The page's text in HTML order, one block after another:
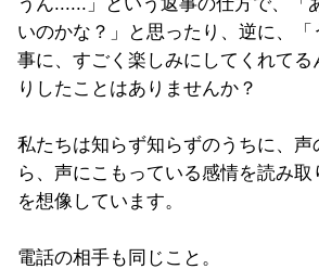
いのかな？」と思ったり、逆に、「
事に、すごく楽しみにしてくれてる
りしたことはありませんか？
私たちは知らず知らずのうちに、
ら、声にこもっている感情を読み取
を想像しています。
電話の相手も同じこと。